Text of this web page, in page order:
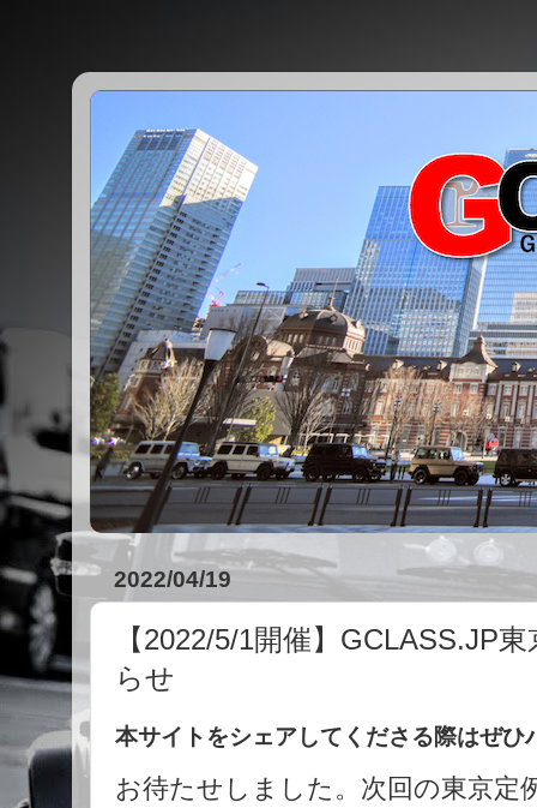
2022/04/19
【2022/5/1開催】GCLASS.JP
らせ
本サイトをシェアしてくださる際はぜ
お待たせしました。次回の東京定